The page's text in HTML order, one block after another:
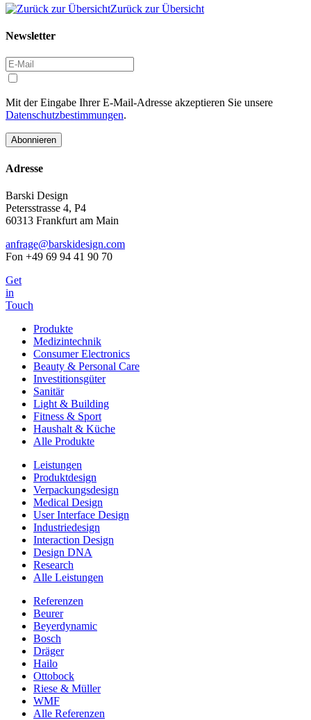
Zurück zur Übersicht
Newsletter
Mit der Eingabe Ihrer E-Mail-Adresse akzeptieren Sie unsere
Datenschutzbestimmungen.
Adresse
Barski Design
Petersstrasse 4, P4
60313 Frankfurt am Main
anfrage@barskidesign.com
Fon +49 69 94 41 90 70
Get
in
Touch
Produkte
Medizintechnik
Consumer Electronics
Beauty & Personal Care
Investitionsgüter
Sanitär
Light & Building
Fitness & Sport
Haushalt & Küche
Alle Produkte
Leistungen
Produktdesign
Verpackungsdesign
Medical Design
User Interface Design
Industriedesign
Interaction Design
Design DNA
Research
Alle Leistungen
Referenzen
Beurer
Beyerdynamic
Bosch
Dräger
Hailo
Ottobock
Riese & Müller
WMF
Alle Referenzen